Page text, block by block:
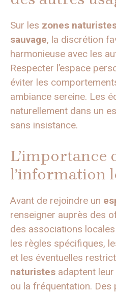
Sur les zones
sauvage, la discrétion
harmonieuse avec les
Respecter l’espace
éviter les
ambiance sereine. Les
naturellement dans un
sans insistance.
L’importance
l’information
Avant de rejoindre un
renseigner auprès des
des associations
les règles spécifiques,
et les éventuelles
naturistes adaptent
ou la fréquentation. Des